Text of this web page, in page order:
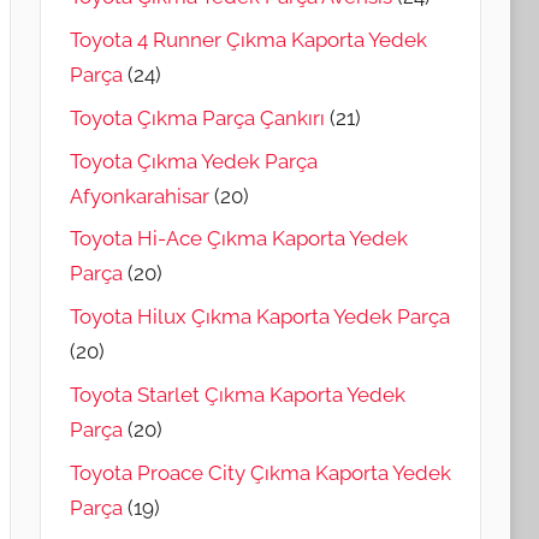
Toyota 4 Runner Çıkma Kaporta Yedek
Parça (24)
Toyota Çıkma Parça Çankırı (21)
Toyota Çıkma Yedek Parça
Afyonkarahisar (20)
Toyota Hi-Ace Çıkma Kaporta Yedek
Parça (20)
Toyota Hilux Çıkma Kaporta Yedek Parça
(20)
Toyota Starlet Çıkma Kaporta Yedek
Parça (20)
Toyota Proace City Çıkma Kaporta Yedek
Parça (19)